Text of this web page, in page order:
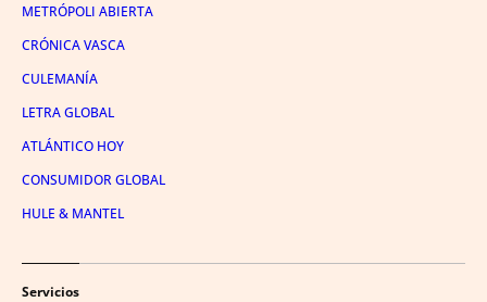
METRÓPOLI ABIERTA
CRÓNICA VASCA
CULEMANÍA
LETRA GLOBAL
ATLÁNTICO HOY
CONSUMIDOR GLOBAL
HULE & MANTEL
Servicios